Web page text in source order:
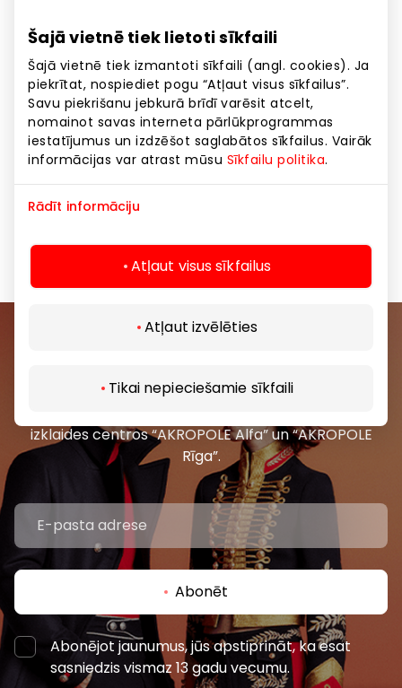
Šajā vietnē tiek lietoti sīkfaili
Šajā vietnē tiek izmantoti sīkfaili (angl. cookies). Ja
piekrītat, nospiediet pogu “Atļaut visus sīkfailus”.
Savu piekrišanu jebkurā brīdī varēsit atcelt,
nomainot savas interneta pārlūkprogrammas
iestatījumus un izdzēšot saglabātos sīkfailus. Vairāk
informācijas var atrast mūsu Sīkfailu politika.
Rādīt informāciju
Atļaut visus sīkfailus
Atļaut izvēlēties
Tikai nepieciešamie sīkfaili
Dalība tirdziņos irmaksas pasākums.
Papildu jautājumu gadījumā, lūdzu sazinieties e-
pastā: tirdzini@akropolelatvija.lv
SIA “Akropole Latvija” apstrādās Jūsu pieteikumā
norādītos personas datus, lai atlasītu tirdziņu
dalībniekus. Iesniedzot aizpildītu pieteikuma veidlapu,
Jūs piekrītat šādai Jūsu personas datu apstrādei.
datu apstrādi lūdzu skatiet AKROPOLE privātuma
Privātuma politika – Akropole Alfa
Uzzini pirmais par labākajiem piedāvājumiem,
izklaides centros “AKROPOLE Alfa” un “AKROPOLE
Rīga”.
Abonēt
Abonējot jaunumus, jūs apstiprināt, ka esat
sasniedzis vismaz 13 gadu vecumu.